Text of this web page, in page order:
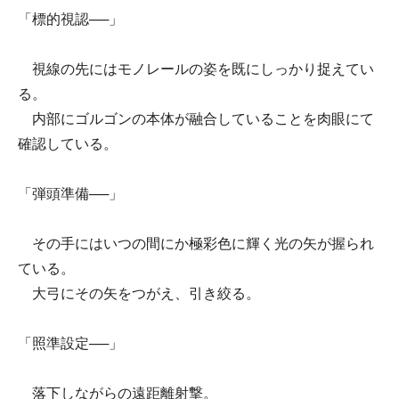
「標的視認──」
視線の先にはモノレールの姿を既にしっかり捉えてい
る。
内部にゴルゴンの本体が融合していることを肉眼にて
確認している。
「弾頭準備──」
その手にはいつの間にか極彩色に輝く光の矢が握られ
ている。
大弓にその矢をつがえ、引き絞る。
「照準設定──」
落下しながらの遠距離射撃。